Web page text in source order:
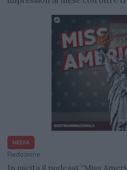
MEDIA
Redazione
In uscita il podcast “Miss